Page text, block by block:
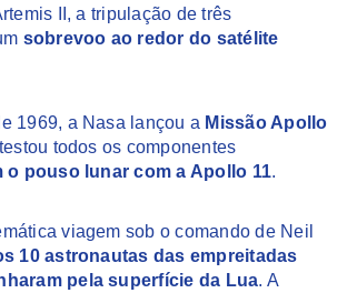
II, a tripulação de três
sobrevoo ao redor do satélite
1969, a Nasa lançou a Missão Apollo
todos os componentes
o pouso lunar com a Apollo 11.
viagem sob o comando de Neil
10 astronautas das empreitadas
pela superfície da Lua. A